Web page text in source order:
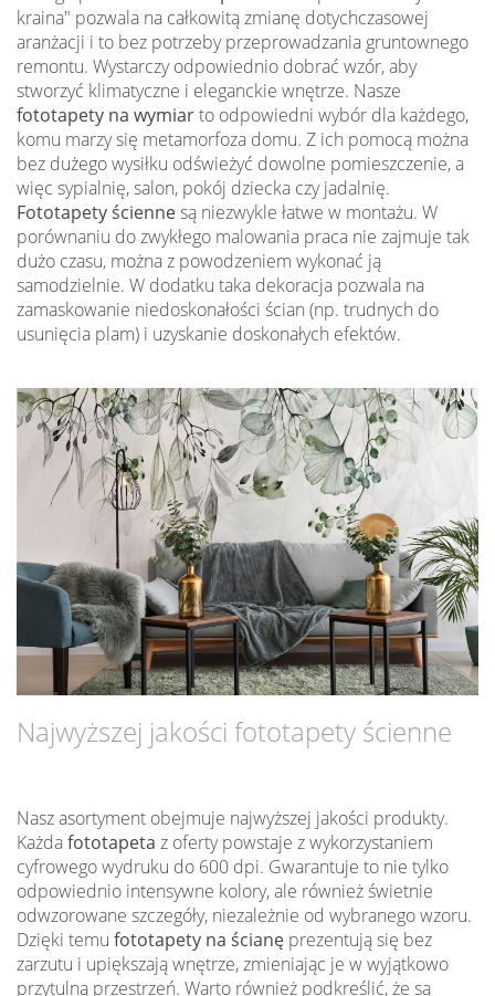
kraina" pozwala na całkowitą zmianę dotychczasowej
aranżacji i to bez potrzeby przeprowadzania gruntownego
remontu. Wystarczy odpowiednio dobrać wzór, aby
stworzyć klimatyczne i eleganckie wnętrze. Nasze
fototapety na wymiarto odpowiedni wybór dla każdego,
komu marzy się metamorfoza domu. Z ich pomocą można
bez dużego wysiłku odświeżyć dowolne pomieszczenie, a
więc sypialnię, salon, pokój dziecka czy jadalnię.
Fototapety ściennesą niezwykle łatwe w montażu. W
porównaniu do zwykłego malowania praca nie zajmuje tak
dużo czasu, można z powodzeniem wykonać ją
samodzielnie. W dodatku taka dekoracja pozwala na
zamaskowanie niedoskonałości ścian (np. trudnych do
usunięcia plam) i uzyskanie doskonałych efektów.
Najwyższej jakości fototapety ścienne
Nasz asortyment obejmuje najwyższej jakości produkty.
Każdafototapeta z oferty powstaje z wykorzystaniem
cyfrowego wydruku do 600 dpi. Gwarantuje to nie tylko
odpowiednio intensywne kolory, ale również świetnie
odwzorowane szczegóły, niezależnie od wybranego wzoru.
Dzięki temu fototapety na ścianę prezentują się bez
zarzutu i upiększają wnętrze, zmieniając je w wyjątkowo
przytulną przestrzeń. Warto również podkreślić, że są